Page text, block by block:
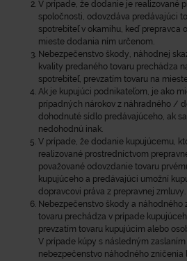
V prípade, že dodanie je realizované
spoločnosti, odovzdáva predávajúci
spotrebiteľ v okamihu, keď prepravca
mieste dodania ním určenom.
Nebezpečenstvo škody, náhodnej
kvality predaného tovaru prechádza
spotrebiteľ, prevzatím tovaru na
Ak je kupujúci podnikateľom, je ako
prípadných nárokov z náhradného /
dohodnuté sídlo predávajúceho, ak
nedohodnú inak.
V prípade, že dodanie kupujúcemu,
realizované prostredníctvom
považované odovzdanie tovaru
kupujúceho a predávajúci umožní
dopravcovi práva z prepravnej zmluvy.
Nebezpečenstvo škody a
tovaru prechádza v prípade
prevzatím tovaru kupujúcim alebo
V prípade kúpy s následným
nebezpečenstvo náhodného zničenia